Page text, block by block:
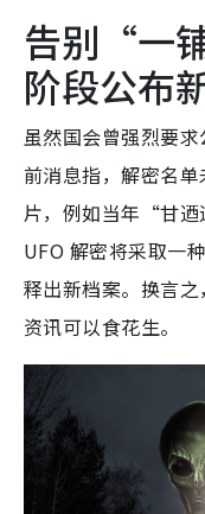
告别“一
阶段公布
虽然国会曾强烈要
前消息指，解密名
片，例如当年“甘
UFO 解密将采取一
释出新档案。换言
资讯可以食花生。